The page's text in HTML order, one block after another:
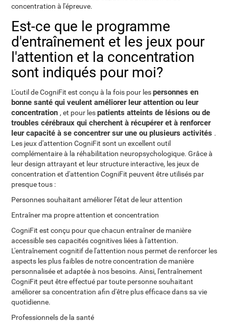
concentration à l'épreuve.
Est-ce que le programme
d'entraînement et les jeux pour
l'attention et la concentration
sont indiqués pour moi?
L'outil de CogniFit est conçu à la fois pour lespersonnes en
bonne santé qui veulent améliorer leur attention ou leur
concentration, et pour lespatients atteints de lésions ou de
troubles cérébraux qui cherchent à récupérer et à renforcer
leur capacité à se concentrer sur une ou plusieurs activités .
Les jeux d'attention CogniFit sont un excellent outil
complémentaire à la réhabilitation neuropsychologique. Grâce à
leur design attrayant et leur structure interactive, les jeux de
concentration et d'attention CogniFit peuvent être utilisés par
presque tous :
Personnes souhaitant améliorer l'état de leur attention
Entraîner ma propre attention et concentration
CogniFit est conçu pour que chacun entraîner de manière
accessible ses capacités cognitives liées à l'attention.
L'entraînement cognitif de l'attention nous permet de renforcer les
aspects les plus faibles de notre concentration de manière
personnalisée et adaptée à nos besoins. Ainsi, l'entraînement
CogniFit peut être effectué par toute personne souhaitant
améliorer sa concentration afin d'être plus efficace dans sa vie
quotidienne.
Professionnels de la santé